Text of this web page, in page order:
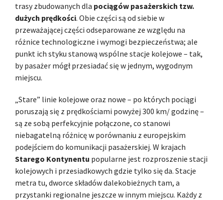
trasy zbudowanych dla pociągów pasażerskich tzw.
dużych prędkości. Obie części są od siebie w
przeważającej części odseparowane ze względu na
różnice technologiczne i wymogi bezpieczeństwa; ale
punkt ich styku stanową wspólne stacje kolejowe – tak,
by pasażer mógł przesiadać się w jednym, wygodnym
miejscu.
„Stare” linie kolejowe oraz nowe – po których pociągi
poruszają się z prędkościami powyżej 300 km/ godzinę –
są ze sobą perfekcyjnie połączone, co stanowi
niebagatelną różnicę w porównaniu z europejskim
podejściem do komunikacji pasażerskiej. W krajach
Starego Kontynentu popularne jest rozproszenie stacji
kolejowych i przesiadkowych gdzie tylko się da. Stacje
metra tu, dworce składów dalekobieżnych tam, a
przystanki regionalne jeszcze w innym miejscu. Każdy z